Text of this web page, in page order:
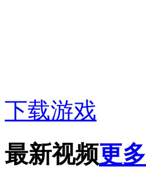
下载游戏
最新视频更多